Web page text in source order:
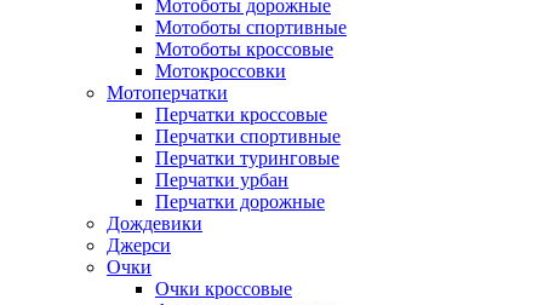
Мотоботы дорожные
Мотоботы спортивные
Мотоботы кроссовые
Мотокроссовки
Мотоперчатки
Перчатки кроссовые
Перчатки спортивные
Перчатки туринговые
Перчатки урбан
Перчатки дорожные
Дождевики
Джерси
Очки
Очки кроссовые